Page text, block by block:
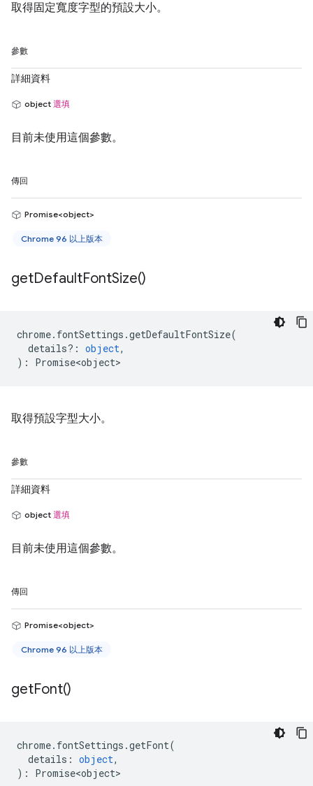
取得固定寬度字型的預設大小。
參數
詳細資料
object 選填
目前未使用這個參數。
傳回
Promise<object>
Chrome 96 以上版本
getDefaultFontSize()
chrome. fontSettings .getDefaultFontSize(
details? : object,
) : Promise<object>
取得預設字型大小。
參數
詳細資料
object 選填
目前未使用這個參數。
傳回
Promise<object>
Chrome 96 以上版本
getFont()
chrome. fontSettings .getFont(
details : object,
) : Promise<object>